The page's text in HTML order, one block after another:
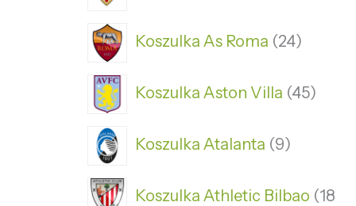
Koszulka As Roma 24
Koszulka Aston Villa 45
Koszulka Atalanta 9
Koszulka Athletic Bilbao 18